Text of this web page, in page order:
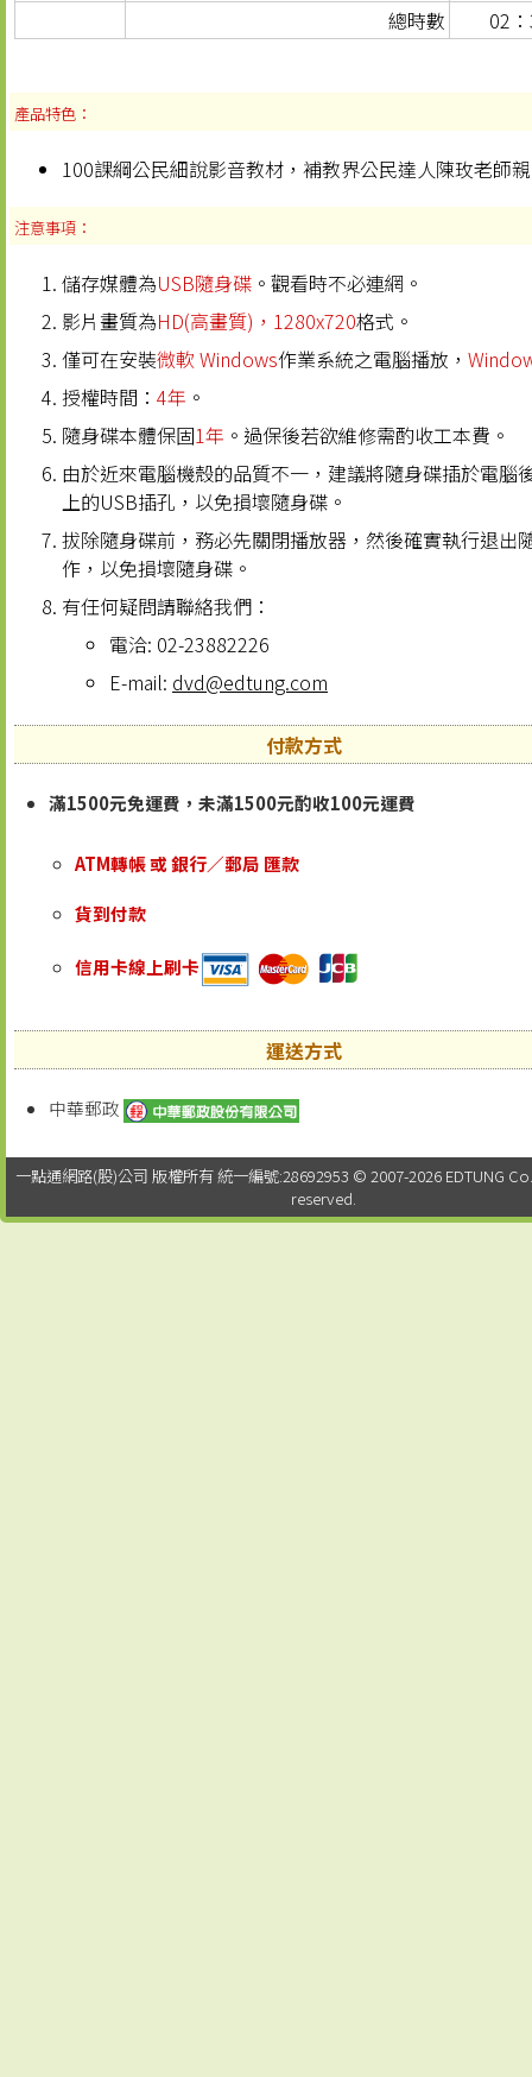
總時數
02
產品特色：
100課綱公民細說影音教材，補教界公民達人陳玫老師
注意事項：
儲存媒體為USB隨身碟 。觀看時不必連網。
影片畫質為HD(高畫質)，1280x720格式。
僅可在安裝微軟 Windows作業系統之電腦播放，
授權時間： 4年 。
隨身碟本體保固1年 。過保後若欲維修需酌收工本費。
由於近來電腦機殼的品質不一，建議將隨身碟插於電腦
上的USB插孔，以免損壞隨身碟。
拔除隨身碟前，務必先關閉播放器，然後確實執行退出
作，以免損壞隨身碟。
有任何疑問請聯絡我們：
電洽: 02-23882226
E-mail: dvd@edtung.com
付款方式
滿1500元免運費，未滿1500元酌收100元運費
ATM轉帳 或 銀行／郵局 匯款
貨到付款
信用卡線上刷卡
運送方式
中華郵政
一點通網路(股)公司 版權所有 統一編號:28692953 © 2007-2026 EDTUNG
reserved.